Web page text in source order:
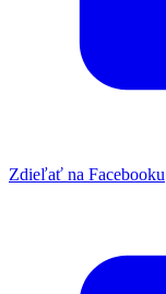
Zdieľať na Facebooku